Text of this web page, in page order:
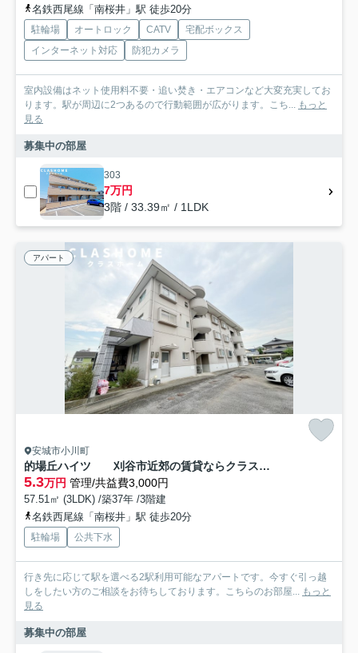
名鉄西尾線「南桜井」駅 徒歩20分
駐輪場 オートロック CATV
宅配ボックス
インターネット対応
防犯カメラ
室内設備はネット使用料不要・追い焚き・エアコンなど大変充実してお
ります。駅が周辺に2つあるので行動範囲が広がります。こち... もっと
見る
募集中の部屋
303
7万円
3階 / 33.39㎡ / 1LDK
アパート
安城市小川町
的場丘ハイツ 刈谷市近郊の賃貸ならクラスホーム刈谷店
5.3万円 管理/共益費3,000円
57.51㎡ (3LDK) /築37年 /3階建
名鉄西尾線「南桜井」駅 徒歩20分
駐輪場 公共下水
行き先に応じて駅を選べる2駅利用可能なアパートです。今すぐ引っ越
しをしたい方のご相談をお待ちしております。こちらのお部屋... もっと
見る
募集中の部屋